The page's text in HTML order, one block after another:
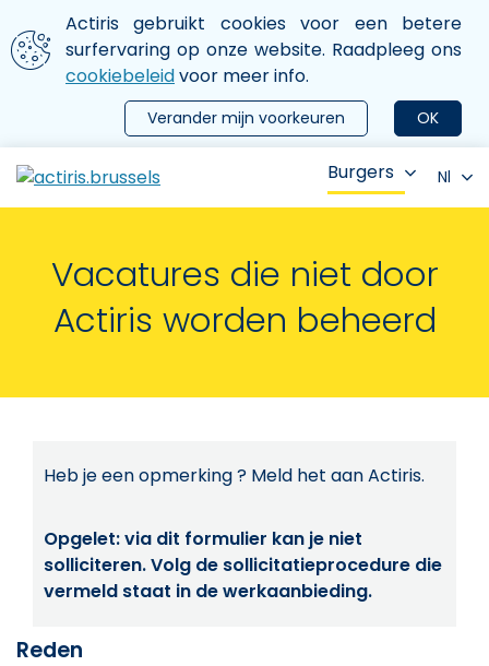
Aller au contenu principal
We gebruiken cookies
Actiris gebruikt cookies voor een betere
surfervaring op onze website. Raadpleeg ons
cookiebeleidvoor meer info.
OK
Verander mijn voorkeuren
le menu
Burgers Nl
Vacatures die niet door
Actiris worden beheerd
Heb je een opmerking ? Meld het aan Actiris.
Opgelet: via dit formulier kan je niet
solliciteren. Volg de sollicitatieprocedure die
vermeld staat in de werkaanbieding.
Reden